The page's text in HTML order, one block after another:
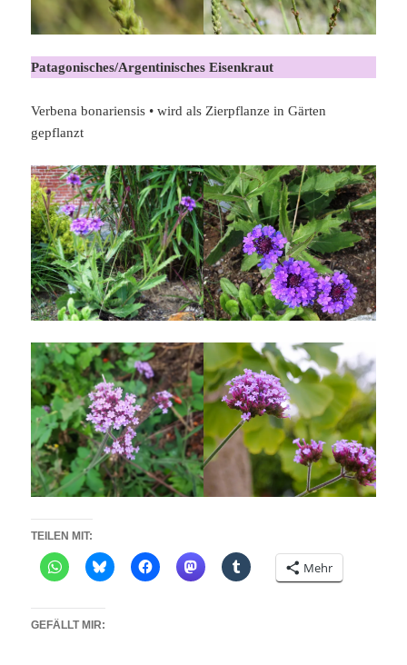
Patagonisches/Argentinisches Eisenkraut
Verbena bonariensis • wird als Zierpflanze in Gärten
gepflanzt
TEILEN MIT:
Mehr
GEFÄLLT MIR: